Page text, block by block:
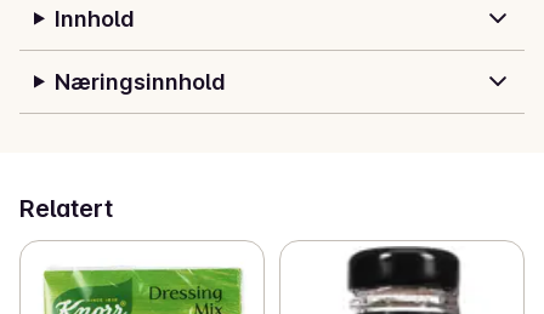
Innhold
Næringsinnhold
Relatert